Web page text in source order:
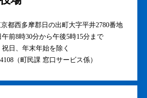
都西多摩郡日の出町大字平井2780番地
前8時30分から午後5時15分まで
日、年末年始を除く
（町民課 窓口サービス係）